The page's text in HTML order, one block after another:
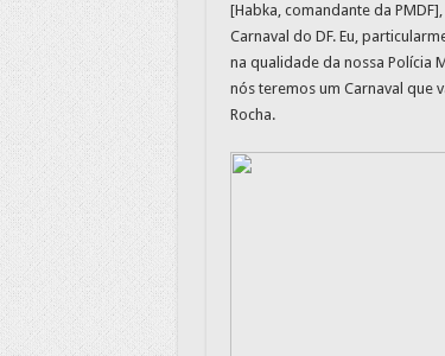
[Habka, comandante da
Carnaval do DF. Eu,
na qualidade da nossa Polícia
nós teremos um Carnaval que
Rocha.